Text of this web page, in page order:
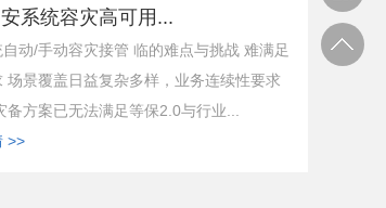
系统容灾高可用...
动/手动容灾接管 临的难点与挑战 难满足
场景覆盖日益复杂多样，业务连续性要求
备方案已无法满足等保2.0与行业...
>>